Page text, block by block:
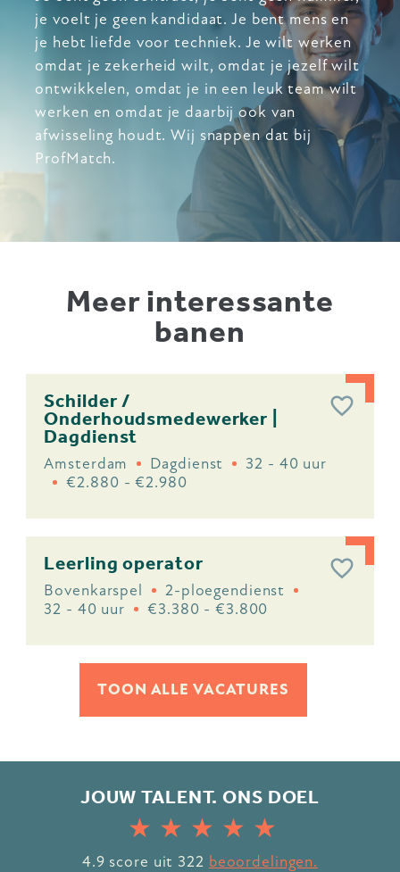
je voelt je geen kandidaat. Je bent mens en
je hebt liefde voor techniek. Je wilt werken
omdat je zekerheid wilt, omdat je jezelf wilt
ontwikkelen, omdat je in een leuk team wilt
werken en omdat je daarbij ook van
afwisseling houdt. Wij snappen dat bij
ProfMatch.
Meer interessante
banen
Schilder /
Onderhoudsmedewerker |
Dagdienst
Amsterdam Dagdienst
32 - 40 uur
€2.880 - €2.980
Leerling operator
Bovenkarspel
2-ploegendienst
32 - 40 uur
€3.380 - €3.800
TOON ALLE VACATURES
JOUW TALENT. ONS DOEL
4.9 score uit 322 beoordelingen.